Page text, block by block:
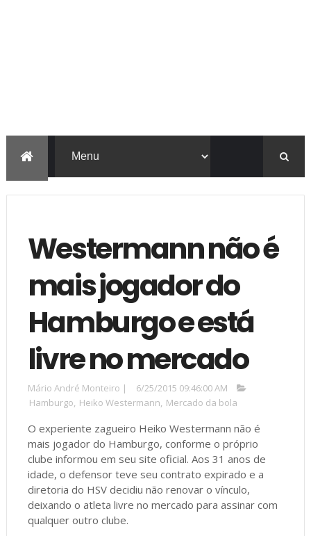
Westermann não é
mais jogador do
Hamburgo e está
livre no mercado
Mário André Monteiro |
6/25/2015 09:46:00 AM
Hamburgo, Heiko Westermann, Mercado da bola
O experiente zagueiro Heiko Westermann não é
mais jogador do Hamburgo, conforme o próprio
clube informou em seu site oficial. Aos 31 anos de
idade, o defensor teve seu contrato expirado e a
diretoria do HSV decidiu não renovar o vínculo,
deixando o atleta livre no mercado para assinar com
qualquer outro clube.